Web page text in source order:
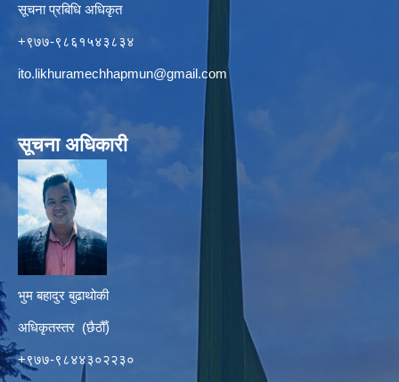
सूचना प्रबिधि अधिकृत
+९७७-९८६१५४३८३४
ito.likhuramechhapmun@gmail.com
सूचना अधिकारी
भुम बहादुर बुढाथोकी
अधिकृतस्तर (छैठौँ)
+९७७-९८४४३०२२३०